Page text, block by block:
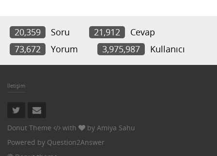
20,359 Soru 21,912
Cevap
73,672
Yorum 3,975,987 Kullanıcı
İletişim
Donut Theme with by Amiya Sahu
Powered by Question2Answer